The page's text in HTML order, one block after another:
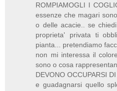
ROMPIAMOGLI I
essenze che magari
o delle acacie.. se
proprieta' privata ti
pianta... pretendiamo
non mi interessa il
sono o cosa
DEVONO OCCUPARSI
e guadagnarsi quello